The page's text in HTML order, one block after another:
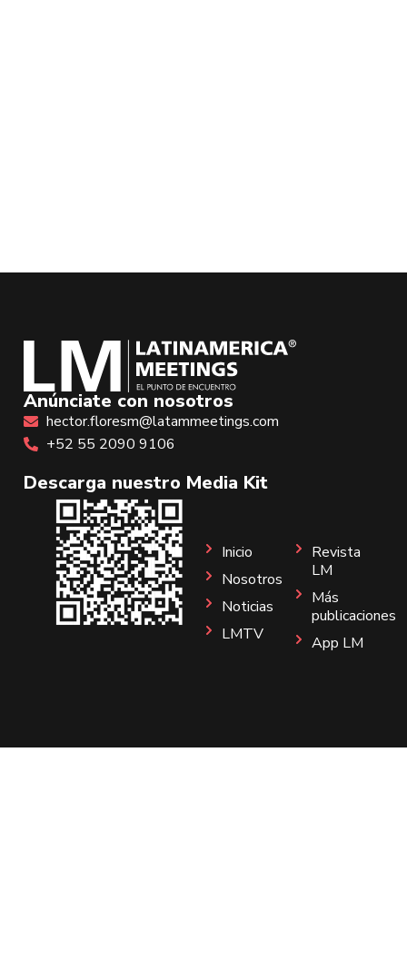
Anúnciate con nosotros
hector.floresm@latammeetings.com
+52 55 2090 9106
Descarga nuestro Media Kit
Inicio
Nosotros
Noticias
LMTV
Revista
LM
Más
publicaciones
App LM